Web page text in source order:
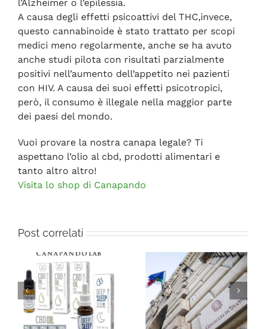
l’Alzheimer o l’epilessia.
A causa degli effetti psicoattivi del THC,invece,
questo cannabinoide è stato trattato per scopi
medici meno regolarmente, anche se ha avuto
anche studi pilota con risultati parzialmente
positivi nell’aumento dell’appetito nei pazienti
con HIV. A causa dei suoi effetti psicotropici,
però, il consumo è illegale nella maggior parte
dei paesi del mondo.
Vuoi provare la nostra canapa legale? Ti
aspettano l’olio al cbd, prodotti alimentari e
tanto altro altro!
Visita lo shop di Canapando
Post correlati